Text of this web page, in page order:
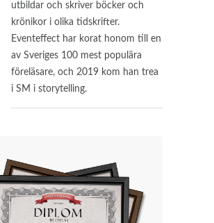
utbildar och skriver böcker och
krönikor i olika tidskrifter.
Eventeffect har korat honom till en
av Sveriges 100 mest populära
föreläsare, och 2019 kom han trea
i SM i storytelling.